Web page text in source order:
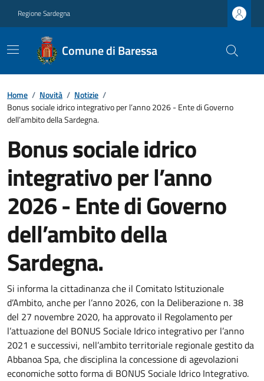
Regione Sardegna
Comune di Baressa
Home / Novità / Notizie /
Bonus sociale idrico integrativo per l’anno 2026 - Ente di Governo
dell’ambito della Sardegna.
Bonus sociale idrico
integrativo per l’anno
2026 - Ente di Governo
dell’ambito della
Sardegna.
Si informa la cittadinanza che il Comitato Istituzionale
d’Ambito, anche per l’anno 2026, con la Deliberazione n. 38
del 27 novembre 2020, ha approvato il Regolamento per
l’attuazione del BONUS Sociale Idrico integrativo per l’anno
2021 e successivi, nell’ambito territoriale regionale gestito da
Abbanoa Spa, che disciplina la concessione di agevolazioni
economiche sotto forma di BONUS Sociale Idrico Integrativo.